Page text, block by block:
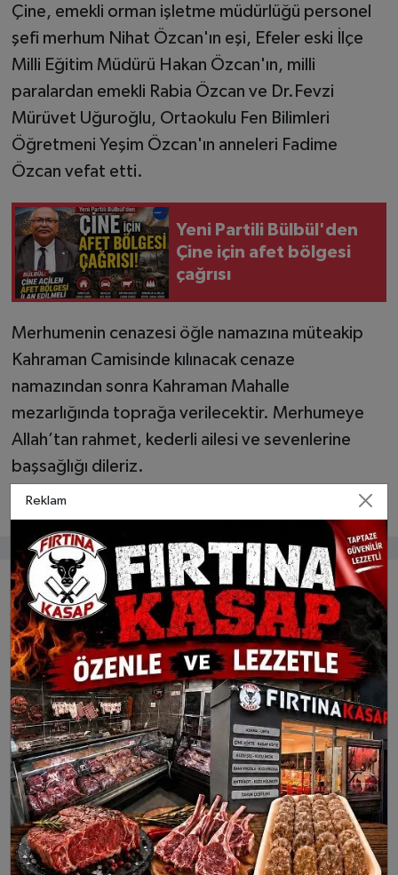
Çine, emekli orman işletme müdürlüğü personel
şefi merhum Nihat Özcan'ın eşi, Efeler eski İlçe
Milli Eğitim Müdürü Hakan Özcan'ın, milli
paralardan emekli Rabia Özcan ve Dr.Fevzi
Mürüvet Uğuroğlu, Ortaokulu Fen Bilimleri
Öğretmeni Yeşim Özcan'ın anneleri Fadime
Özcan vefat etti.
Yeni Partili Bülbül'den
Çine için afet bölgesi
çağrısı
Merhumenin cenazesi öğle namazına müteakip
Kahraman Camisinde kılınacak cenaze
namazından sonra Kahraman Mahalle
mezarlığında toprağa verilecektir. Merhumeye
Allah’tan rahmet, kederli ailesi ve sevenlerine
başsağlığı dileriz.
Bunlar da ilginizi çekebilir
Muharrem Madran vefat
etti
Bakan Yardımcısı Bulut ve
Vali Varol Yangın
Bölgesinde: "Devletimiz
Tüm İmkânlarıyla
Vatandaşımızın Yanındayız"
Reklam